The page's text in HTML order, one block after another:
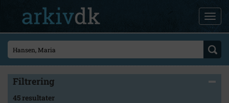
Filtrering
45 resultater